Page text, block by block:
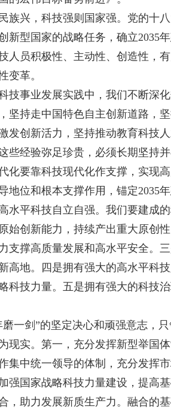
兴，科技强则国家强。党的十八
新型国家的战略任务，确立2035
人员积极性、主动性、创造性，
变革。
事业发展实践中，我们不断深化
坚持走中国特色自主创新道路，
发创新活力，坚持推动教育科技
些经验弥足珍贵，必须长期坚持并
要靠科技现代化作支撑，实现高
地位和根本支撑作用，锚定2035
水平科技自立自强。我们要建成
始创新能力，持续产出重大原创
支撑高质量发展和高水平安全。
高地。四是拥有强大的高水平科
科技力量。五是拥有强大的科技
剑”的坚定决心和顽强意志，只
现实。第一，充分发挥新型举国
集中统一领导的体制，充分发挥
强国家战略科技力量建设，提高
，助力发展新质生产力。融合的